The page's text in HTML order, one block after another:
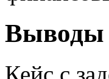
Выводы
Кейс с